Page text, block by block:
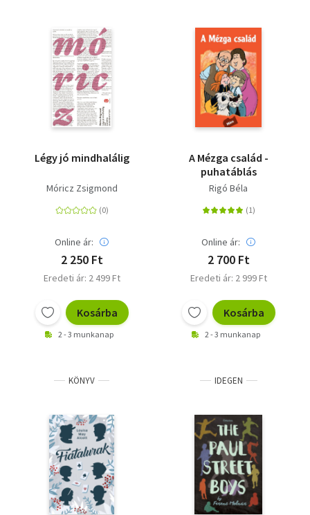
Légy jó mindhalálig
Móricz Zsigmond
Online ár:
2 250 Ft
Eredeti ár: 2 499 Ft
Kosárba
2 - 3 munkanap
A Mézga család -
puhatáblás
Rigó Béla
Online ár:
2 700 Ft
Eredeti ár: 2 999 Ft
Kosárba
2 - 3 munkanap
KÖNYV IDEGEN